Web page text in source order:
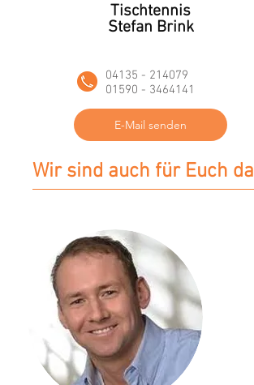
Tischtennis
Stefan Brink
04135 - 214079
01590 - 3464141
E-Mail senden
Wir sind auch für Euch da